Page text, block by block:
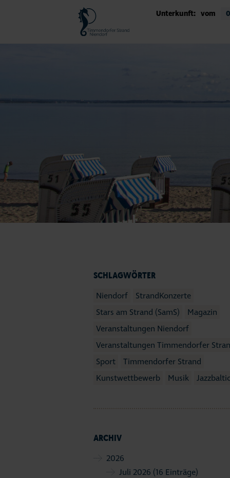
Unterkunft: vom
SCHLAGWÖRTER
Niendorf
StrandKonzerte
Stars am Strand (SamS)
Magazin
Veranstaltungen Niendorf
Veranstaltungen Timmendorfer
Sport
Timmendorfer Strand
Kunstwettbewerb
Musik
ARCHIV
2026
Juli 2026 (16 Einträge)